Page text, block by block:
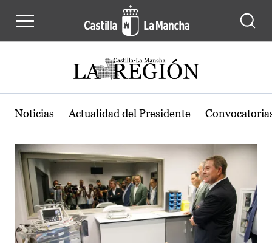
Actualidad de la región de Castilla-
Noticias Actualidad del Presidente